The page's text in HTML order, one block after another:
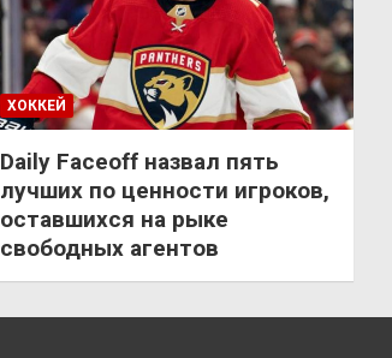
ХОККЕЙ
Daily Faceoff назвал пять
лучших по ценности игроков,
оставшихся на рыке
свободных агентов